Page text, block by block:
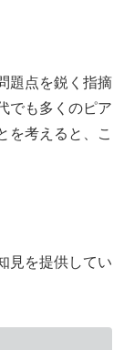
題点を鋭く指摘
でも多くのピア
を考えると、こ
見を提供してい